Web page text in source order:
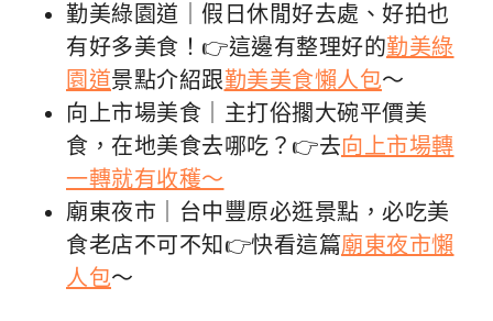
勤美綠園道｜假日休閒好去處、好拍也
有好多美食！👉這邊有整理好的勤美綠
園道景點介紹跟勤美美食懶人包～
向上市場美食｜主打俗擱大碗平價美
食，在地美食去哪吃？👉去向上市場轉
一轉就有收穫～
廟東夜市｜台中豐原必逛景點，必吃美
食老店不可不知👉快看這篇廟東夜市懶
人包～